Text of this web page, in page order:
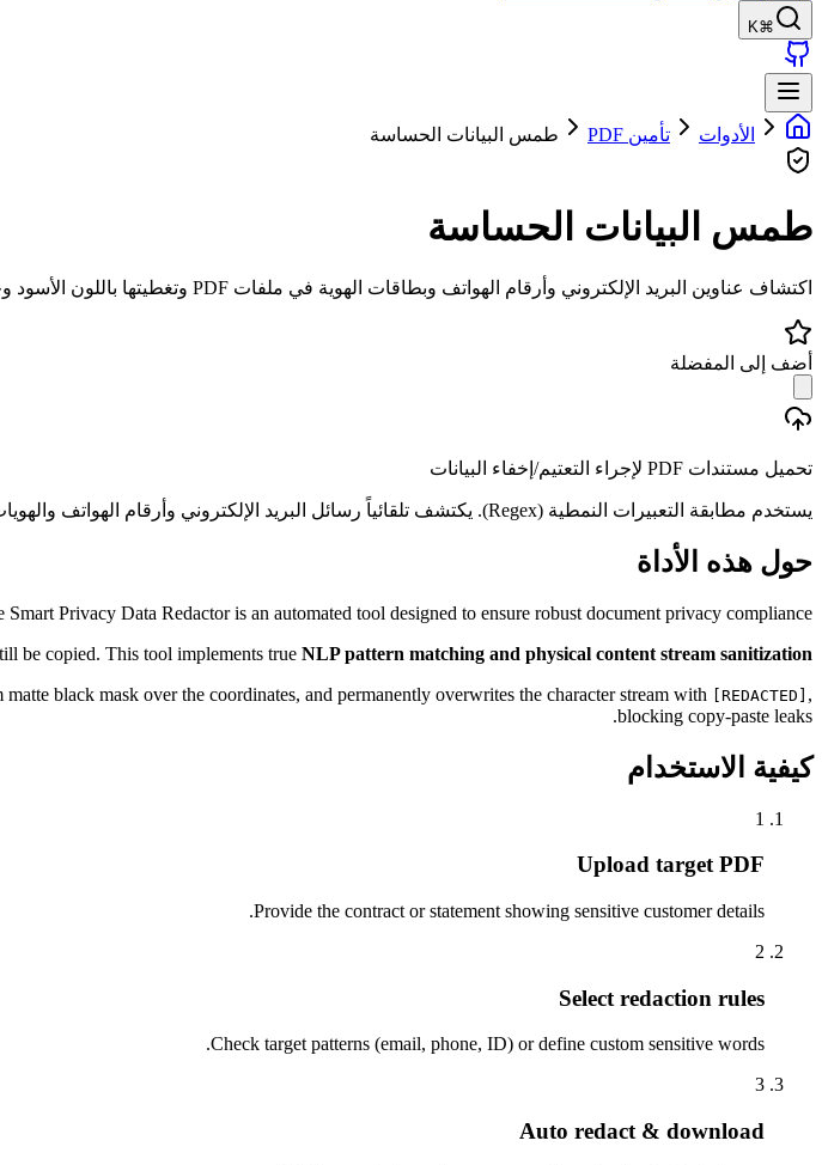
⌘K
الأدوات تأمين PDF طمس البيانات الحساسة
طمس البيانات الحساسة
اكتشاف عناوين البريد الإلكتروني وأرقام الهواتف وبطاقات الهوية في ملفات PDF وتغطيتها باللون الأسود وحذف النص نهائيًا.
أضف إلى المفضلة
تحميل مستندات PDF لإجراء التعتيم/إخفاء البيانات
يستخدم مطابقة التعبيرات النمطية (Regex). يكتشف تلقائياً رسائل البريد الإلكتروني وأرقام الهواتف والهويات، ويضع حواجز سوداء داكنة لإخفاء البيانات.
حول هذه الأداة
Smart Privacy Data Redactor is an automated tool designed to ensure robust document privacy compliance.
be copied. This tool implements true NLP pattern matching and physical content stream sanitization
black mask over the coordinates, and permanently overwrites the character stream with [REDACTED] ,
blocking copy-paste leaks.
كيفية الاستخدام
1
Upload target PDF
Provide the contract or statement showing sensitive customer details.
2
Select redaction rules
Check target patterns (email, phone, ID) or define custom sensitive words.
3
Auto redact & download